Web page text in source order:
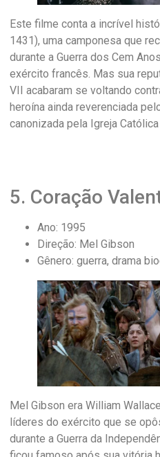
Este filme conta a incrível
1431), uma camponesa que
durante a Guerra dos Cem
exército francês. Mas sua
VII acabaram se voltando
heroína ainda reverenciada
canonizada pela Igreja
5. Coração
Ano: 1995
Direção: Mel Gibson
Gênero: guerra, drama
Mel Gibson era William
líderes do exército que se
durante a Guerra da